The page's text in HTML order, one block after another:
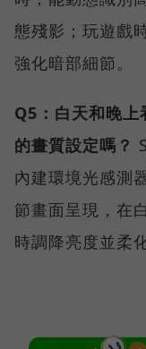
態殘影；玩遊戲
強化暗部細節。
Q5：白天和晚
的畫質設定嗎？
內建環境光感測
節畫面呈現，在
時調降亮度並柔